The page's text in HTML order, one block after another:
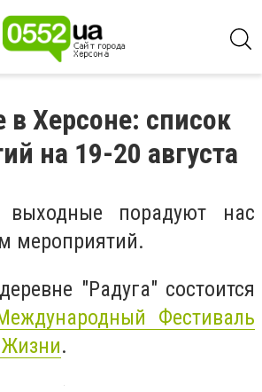
Херсоне: список
на 19-20 августа
выходные порадуют нас
мероприятий.
"Радуга" состоится
Фестиваль
.